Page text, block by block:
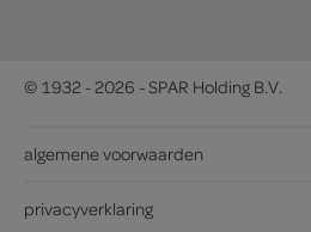
© 1932 - 2026 - SPAR Holding B.V.
algemene voorwaarden
privacyverklaring